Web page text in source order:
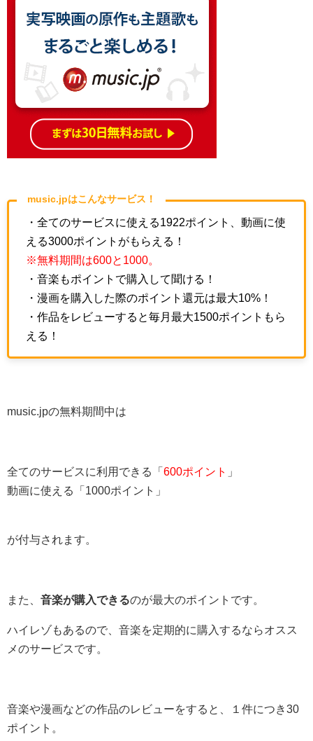
music.jpはこんなサービス！
・全てのサービスに使える1922ポイント、動画に使
える3000ポイントがもらえる！
※無料期間は600と1000。
・音楽もポイントで購入して聞ける！
・漫画を購入した際のポイント還元は最大10%！
・作品をレビューすると毎月最大1500ポイントもら
える！
music.jpの無料期間中は
全てのサービスに利用できる「 600ポイント
」
動画に使える「1000ポイント」
が付与されます。
また、 音楽が購入できるのが最大のポイントです。
ハイレゾもあるので、音楽を定期的に購入するならオスス
メのサービスです。
音楽や漫画などの作品のレビューをすると、１件につき30
ポイント。